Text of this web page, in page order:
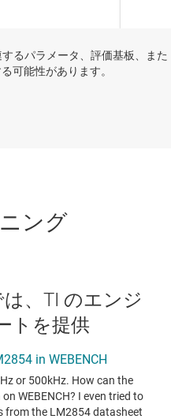
るパラメータ、評価基板、また
可能性があります。
ング
、TI のエンジ
トを提供